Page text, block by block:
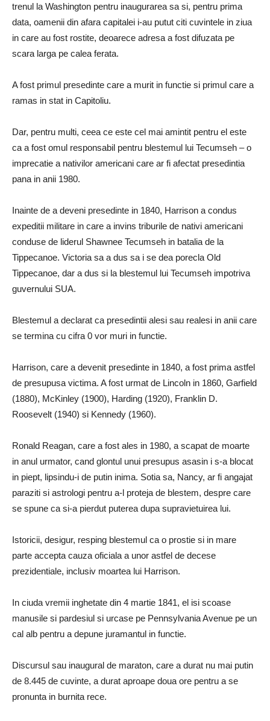
trenul la Washington pentru inaugurarea sa si, pentru prima
data, oamenii din afara capitalei i-au putut citi cuvintele in ziua
in care au fost rostite, deoarece adresa a fost difuzata pe
scara larga pe calea ferata.
A fost primul presedinte care a murit in functie si primul care a
ramas in stat in Capitoliu.
Dar, pentru multi, ceea ce este cel mai amintit pentru el este
ca a fost omul responsabil pentru blestemul lui Tecumseh – o
imprecatie a nativilor americani care ar fi afectat presedintia
pana in anii 1980.
Inainte de a deveni presedinte in 1840, Harrison a condus
expeditii militare in care a invins triburile de nativi americani
conduse de liderul Shawnee Tecumseh in batalia de la
Tippecanoe. Victoria sa a dus sa i se dea porecla Old
Tippecanoe, dar a dus si la blestemul lui Tecumseh impotriva
guvernului SUA.
Blestemul a declarat ca presedintii alesi sau realesi in anii care
se termina cu cifra 0 vor muri in functie.
Harrison, care a devenit presedinte in 1840, a fost prima astfel
de presupusa victima. A fost urmat de Lincoln in 1860, Garfield
(1880), McKinley (1900), Harding (1920), Franklin D.
Roosevelt (1940) si Kennedy (1960).
Ronald Reagan, care a fost ales in 1980, a scapat de moarte
in anul urmator, cand glontul unui presupus asasin i s-a blocat
in piept, lipsindu-i de putin inima. Sotia sa, Nancy, ar fi angajat
paraziti si astrologi pentru a-l proteja de blestem, despre care
se spune ca si-a pierdut puterea dupa supravietuirea lui.
Istoricii, desigur, resping blestemul ca o prostie si in mare
parte accepta cauza oficiala a unor astfel de decese
prezidentiale, inclusiv moartea lui Harrison.
In ciuda vremii inghetate din 4 martie 1841, el isi scoase
manusile si pardesiul si urcase pe Pennsylvania Avenue pe un
cal alb pentru a depune juramantul in functie.
Discursul sau inaugural de maraton, care a durat nu mai putin
de 8.445 de cuvinte, a durat aproape doua ore pentru a se
pronunta in burnita rece.